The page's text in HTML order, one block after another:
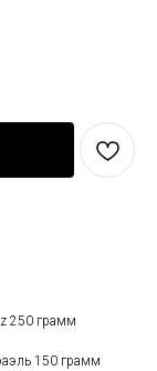
250 грамм
150 грамм